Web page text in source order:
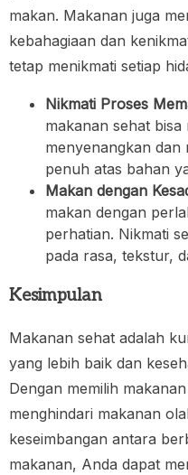
makan. Makanan juga
kebahagiaan dan
tetap menikmati setiap
Nikmati Proses
makanan sehat bisa
menyenangkan dan
penuh atas bahan
Makan dengan
makan dengan
perhatian. Nikmati
pada rasa, tekstur,
Kesimpulan
Makanan sehat adalah
yang lebih baik dan
Dengan memilih
menghindari makanan
keseimbangan antara
makanan, Anda dapat